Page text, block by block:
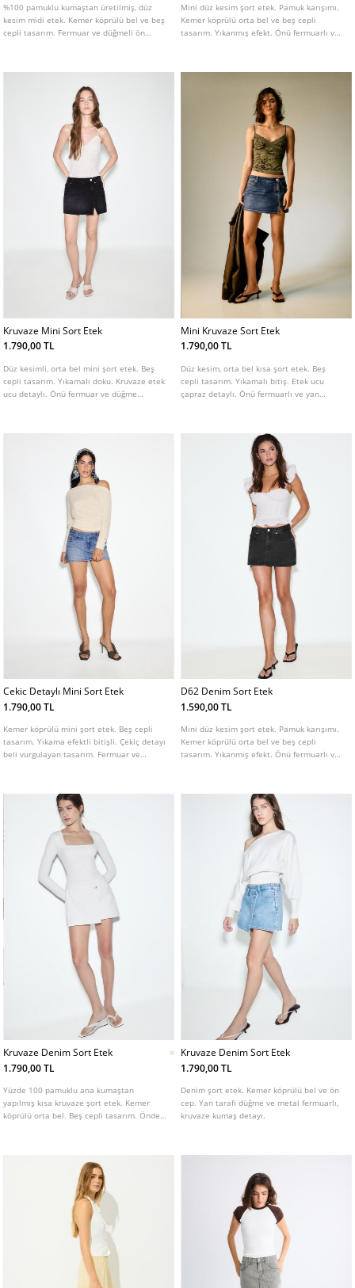
%100 pamuklu kumaştan üretilmiş, düz
kesim midi etek. Kemer köprülü bel ve beş
cepli tasarım. Fermuar ve düğmeli ön
Mini düz kesim şort etek. Pamuk karışımı.
Kemer köprülü orta bel ve beş cepli
tasarım. Yıkanmış efekt. Önü fermuarlı ve
Kruvaze Mini Sort Etek
1.790,00 TL
Düz kesimli, orta bel mini şort etek. Beş
cepli tasarım. Yıkamalı doku. Kruvaze etek
ucu detaylı. Önü fermuar ve düğme
Mini Kruvaze Sort Etek
1.790,00 TL
Düz kesim, orta bel kısa şort etek. Beş
cepli tasarım. Yıkamalı bitiş. Etek ucu
çapraz detaylı. Önü fermuarlı ve yan
Cekic Detaylı Mini Sort Etek
1.790,00 TL
Kemer köprülü mini şort etek. Beş cepli
tasarım. Yıkama efektli bitişli. Çekiç detayı
beli vurgulayan tasarım. Fermuar ve
D62 Denim Sort Etek
1.590,00 TL
Mini düz kesim şort etek. Pamuk karışımı.
Kemer köprülü orta bel ve beş cepli
tasarım. Yıkanmış efekt. Önü fermuarlı ve
Kruvaze Denim Sort Etek
1.790,00 TL
Yüzde 100 pamuklu ana kumaştan
yapılmış kısa kruvaze şort etek. Kemer
köprülü orta bel. Beş cepli tasarım. Önden
Kruvaze Denim Sort Etek
1.790,00 TL
Denim şort etek. Kemer köprülü bel ve ön
cep. Yan tarafı düğme ve metal fermuarlı,
kruvaze kumaş detayı.